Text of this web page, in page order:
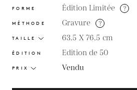
FORME Édition Limitée ?
MÉTHODE Gravure ?
TAILLE 63.5 X 76.5 cm
ÉDITION Edition de 50
PRIX Vendu